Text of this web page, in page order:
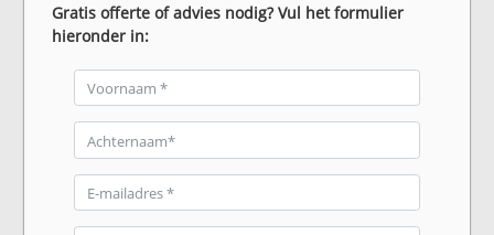
Gratis offerte of advies nodig? Vul het formulier
hieronder in: